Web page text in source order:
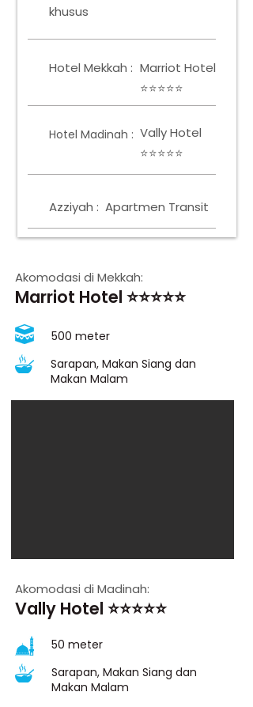
khusus
Hotel Mekkah : Marriot Hotel
⭐⭐⭐⭐⭐
Hotel Madinah : Vally Hotel
⭐⭐⭐⭐⭐
Azziyah : Apartmen Transit
Akomodasi di Mekkah:
Marriot Hotel ⭐⭐⭐⭐⭐
500 meter
Sarapan, Makan Siang dan
Makan Malam
Akomodasi di Madinah:
Vally Hotel ⭐⭐⭐⭐⭐
50 meter
Sarapan, Makan Siang dan
Makan Malam